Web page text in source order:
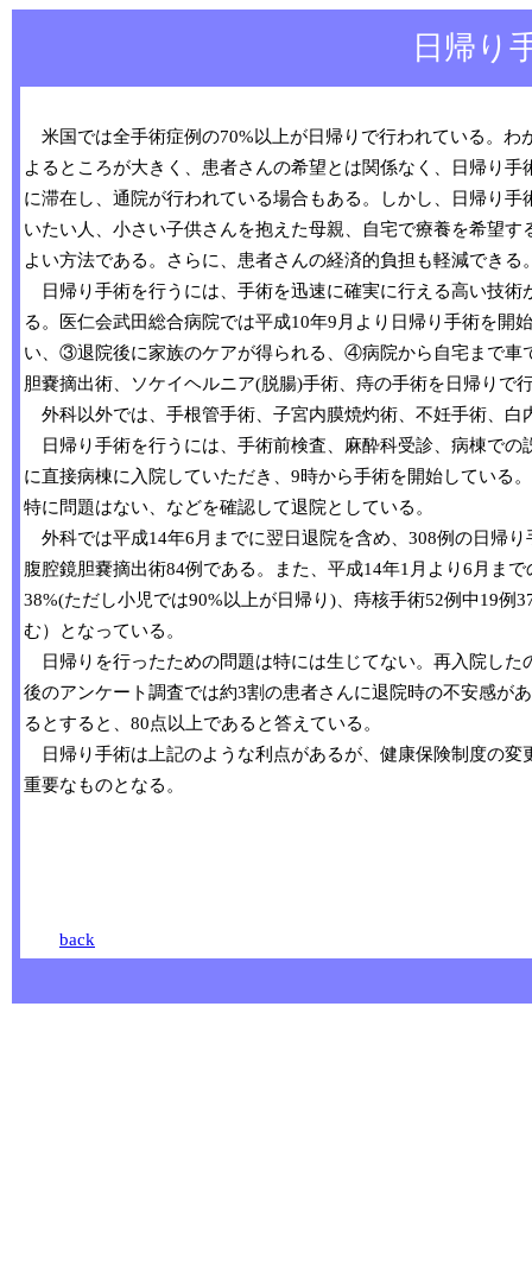
日帰り
米国では全手術症例の70%以上が日帰りで行われている。
よるところが大きく、患者さんの希望とは関係なく、日帰り
に滞在し、通院が行われている場合もある。しかし、日帰り
いたい人、小さい子供さんを抱えた母親、自宅で療養を希望
よい方法である。さらに、患者さんの経済的負担も軽減できる
日帰り手術を行うには、手術を迅速に確実に行える高い技
る。医仁会武田総合病院では平成10年9月より日帰り手術を
い、③退院後に家族のケアが得られる、④病院から自宅まで車
胆嚢摘出術、ソケイヘルニア(脱腸)手術、痔の手術を日帰りで
外科以外では、手根管手術、子宮内膜焼灼術、不妊手術、
日帰り手術を行うには、手術前検査、麻酔科受診、病棟で
に直接病棟に入院していただき、9時から手術を開始している
特に問題はない、などを確認して退院としている。
外科では平成14年6月までに翌日退院を含め、308例の日帰
腹腔鏡胆嚢摘出術84例である。また、平成14年1月より6月ま
38%(ただし小児では90%以上が日帰り)、痔核手術52例中19例
む）となっている。
日帰りを行ったための問題は特には生じてない。再入院し
後のアンケート調査では約3割の患者さんに退院時の不安感が
るとすると、80点以上であると答えている。
日帰り手術は上記のような利点があるが、健康保険制度の
重要なものとなる。
back